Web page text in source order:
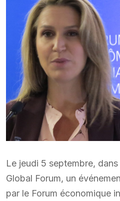
Le jeudi 5 septembre,
Global Forum, un
par le Forum économique